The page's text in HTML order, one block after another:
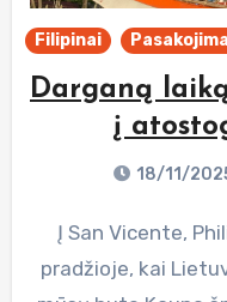
Filipinai
Darganą
į
18/11/
Į San Vicente, Philippines atvykome lapkričio
pradžioje, kai